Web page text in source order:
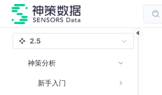
2.5
神策分析
新手入门